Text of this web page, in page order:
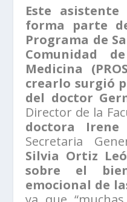
Este
forma parte
Programa de
Comunidad
Medicina
crearlo surgió
del doctor
Director de la
doctora Irene
Secretaria
Silvia Ortiz
sobre el
emocional de